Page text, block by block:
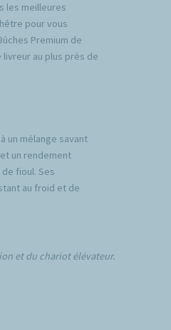
les meilleures
pour vous
Premium de
au plus près de
un mélange savant
un rendement
fioul. Ses
au froid et de
et du chariot élévateur.